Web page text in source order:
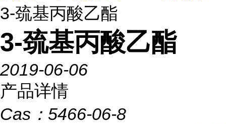
3-巯基丙酸乙酯
3-巯基丙酸乙酯
2019-06-06
产品详情
Cas： 5466-06-8